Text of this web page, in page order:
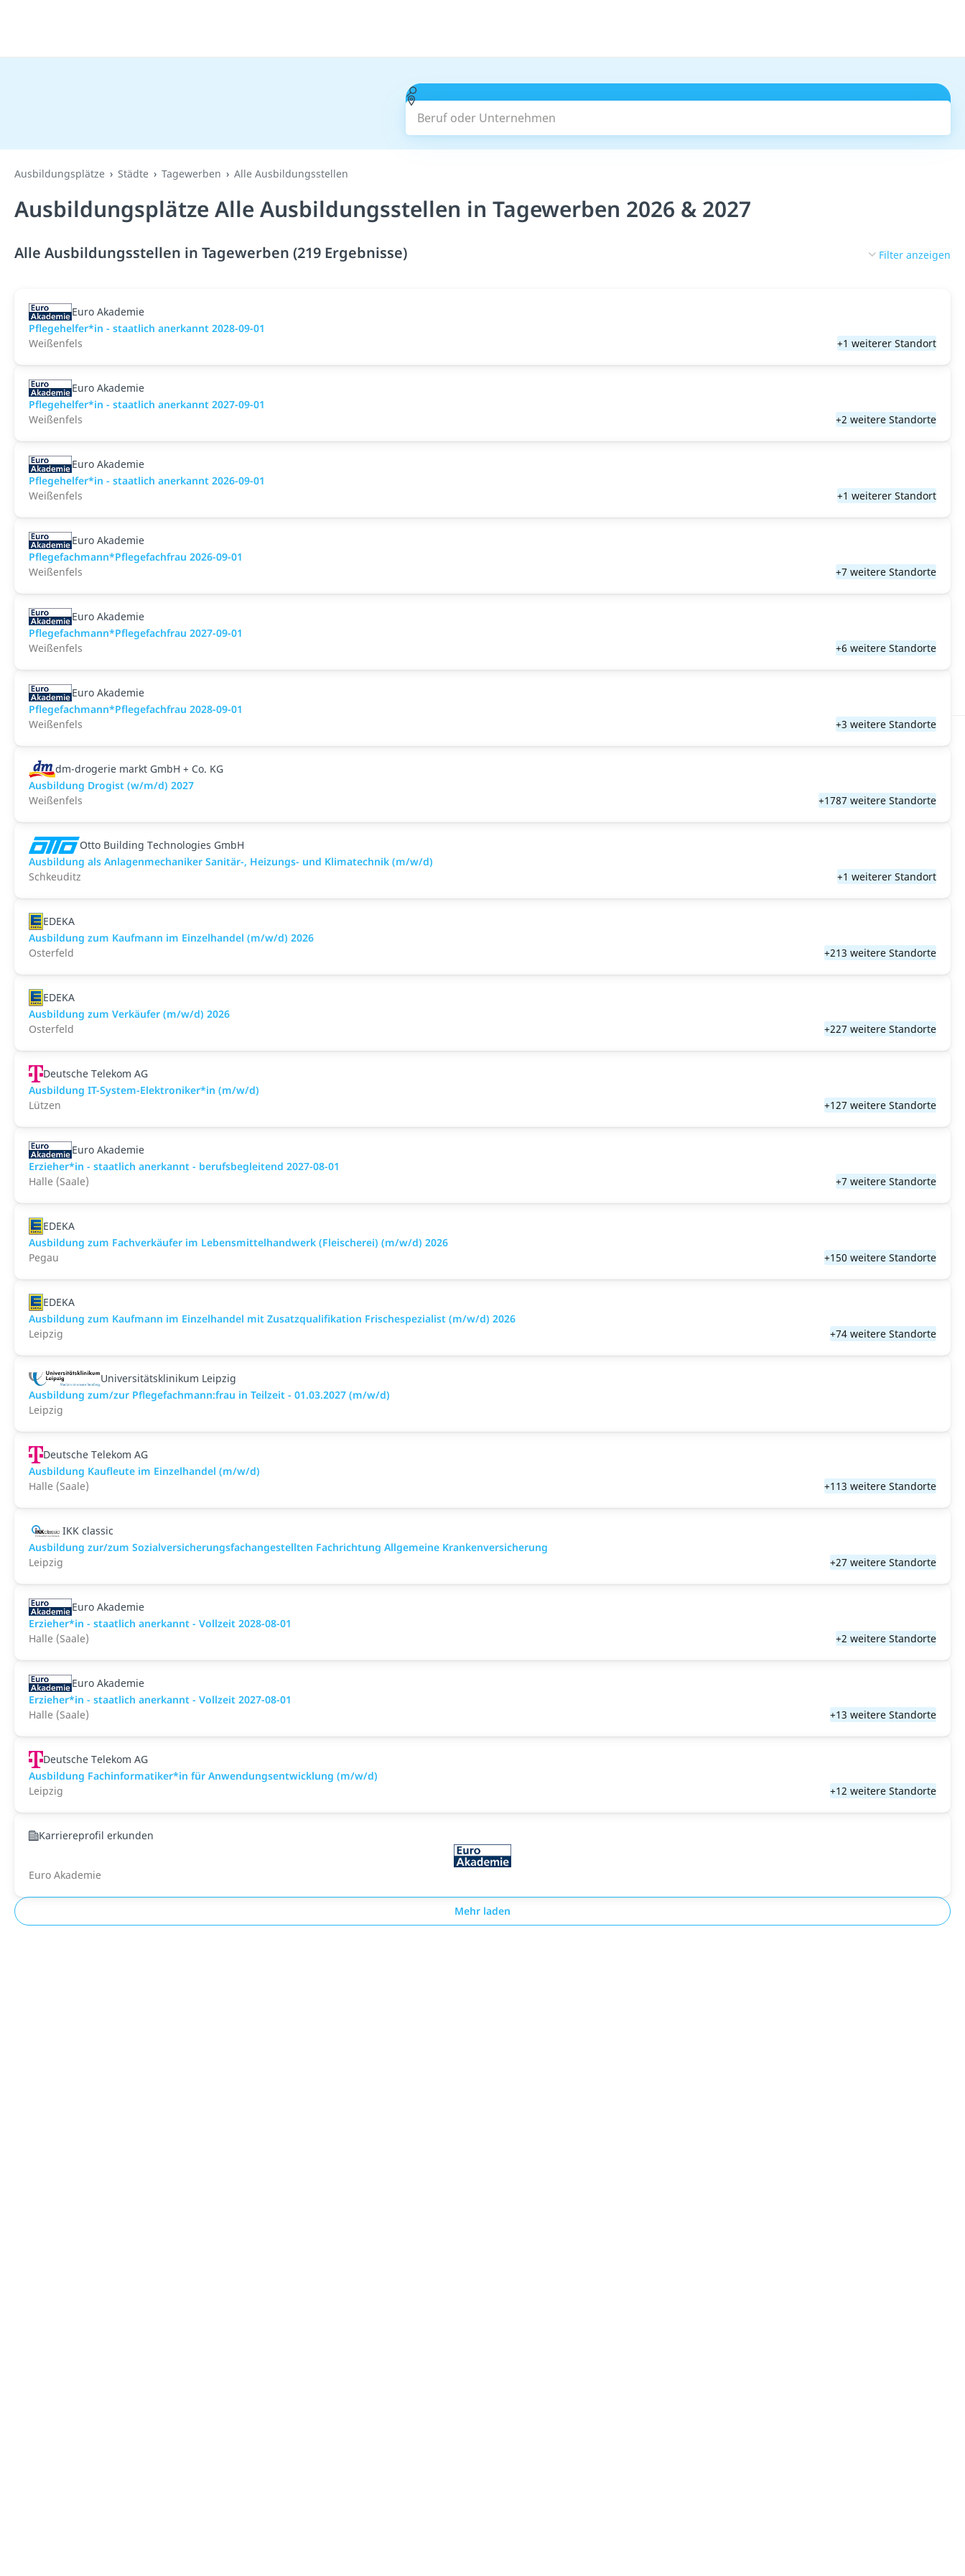
Beruf oder Unternehmen
Ausbildungsplätze Städte Tagewerben Alle Ausbildungsstellen
Ausbildungsplätze Alle Ausbildungsstellen in Tagewerben 2026 & 2027
Alle Ausbildungsstellen in Tagewerben (219 Ergebnisse) Filter anzeigen
Euro Akademie
Pflegehelfer*in - staatlich anerkannt 2028-09-01
Weißenfels
+1 weiterer Standort
Euro Akademie
Pflegehelfer*in - staatlich anerkannt 2027-09-01
Weißenfels
+2 weitere Standorte
Euro Akademie
Pflegehelfer*in - staatlich anerkannt 2026-09-01
Weißenfels
+1 weiterer Standort
Euro Akademie
Pflegefachmann*Pflegefachfrau 2026-09-01
Weißenfels
+7 weitere Standorte
Euro Akademie
Pflegefachmann*Pflegefachfrau 2027-09-01
Weißenfels
+6 weitere Standorte
Euro Akademie
Pflegefachmann*Pflegefachfrau 2028-09-01
Weißenfels
+3 weitere Standorte
dm-drogerie markt GmbH + Co. KG
Ausbildung Drogist (w/m/d) 2027
Weißenfels
+1787 weitere Standorte
Otto Building Technologies GmbH
Ausbildung als Anlagenmechaniker Sanitär-, Heizungs- und Klimatechnik (m/w/d)
Schkeuditz
+1 weiterer Standort
EDEKA
Ausbildung zum Kaufmann im Einzelhandel (m/w/d) 2026
Osterfeld
+213 weitere Standorte
EDEKA
Ausbildung zum Verkäufer (m/w/d) 2026
Osterfeld
+227 weitere Standorte
Deutsche Telekom AG
Ausbildung IT-System-Elektroniker*in (m/w/d)
Lützen
+127 weitere Standorte
Euro Akademie
Erzieher*in - staatlich anerkannt - berufsbegleitend 2027-08-01
Halle (Saale)
+7 weitere Standorte
EDEKA
Ausbildung zum Fachverkäufer im Lebensmittelhandwerk (Fleischerei) (m/w/d) 2026
Pegau
+150 weitere Standorte
EDEKA
Ausbildung zum Kaufmann im Einzelhandel mit Zusatzqualifikation Frischespezialist (m/w/d) 2026
Leipzig
+74 weitere Standorte
Universitätsklinikum Leipzig
Ausbildung zum/zur Pflegefachmann:frau in Teilzeit - 01.03.2027 (m/w/d)
Leipzig
Deutsche Telekom AG
Ausbildung Kaufleute im Einzelhandel (m/w/d)
Halle (Saale)
+113 weitere Standorte
IKK classic
Aus­bild­ung zur/zum Sozial­versicher­ungs­fach­angestellten­ Fach­richtung All­gemeine Kranken­versicher­ung
Leipzig
+27 weitere Standorte
Euro Akademie
Erzieher*in - staatlich anerkannt - Vollzeit 2028-08-01
Halle (Saale)
+2 weitere Standorte
Euro Akademie
Erzieher*in - staatlich anerkannt - Vollzeit 2027-08-01
Halle (Saale)
+13 weitere Standorte
Deutsche Telekom AG
Ausbildung Fachinformatiker*in für Anwendungsentwicklung (m/w/d)
Leipzig
+12 weitere Standorte
Karriereprofil erkunden
Euro Akademie
Mehr laden